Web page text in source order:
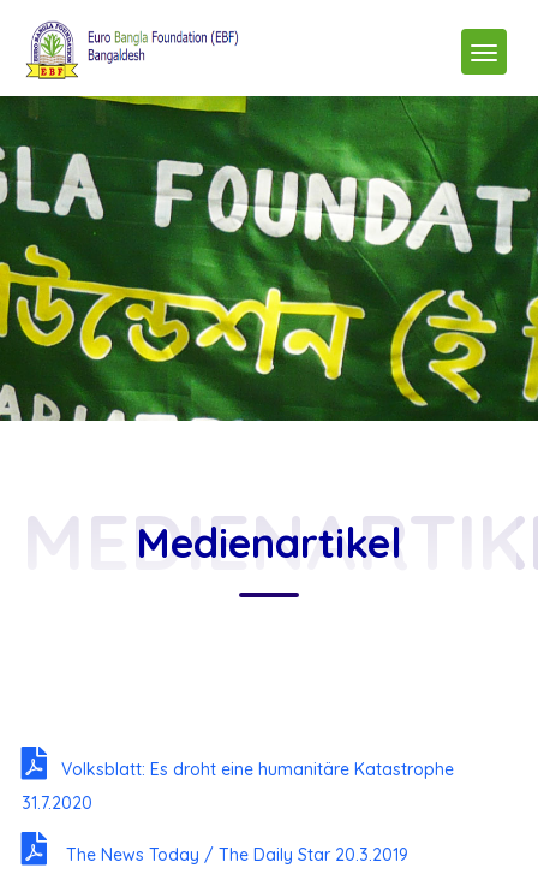
Medienartikel
Volksblatt: Es droht eine humanitäre Katastrophe
31.7.2020
The News Today / The Daily Star 20.3.2019